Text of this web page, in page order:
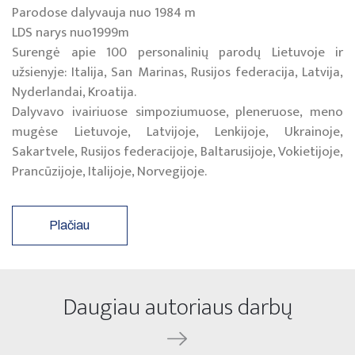
Parodose dalyvauja nuo 1984 m
LDS narys nuo1999m
Surengė apie 100 personalinių parodų Lietuvoje ir
užsienyje: Italija, San Marinas, Rusijos federacija, Latvija,
Nyderlandai, Kroatija.
Dalyvavo ivairiuose simpoziumuose, pleneruose, meno
mugėse Lietuvoje, Latvijoje, Lenkijoje, Ukrainoje,
Sakartvele, Rusijos federacijoje, Baltarusijoje, Vokietijoje,
Prancūzijoje, Italijoje, Norvegijoje.
Plačiau
Daugiau autoriaus darbų